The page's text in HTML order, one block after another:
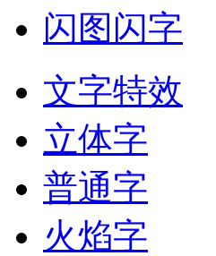
闪图闪字
文字特效
立体字
普通字
火焰字